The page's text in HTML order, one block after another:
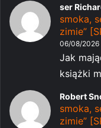
ser
smoka,
zimie”
06/08/2026
Jak
książki
Robert
smoka,
zimie”